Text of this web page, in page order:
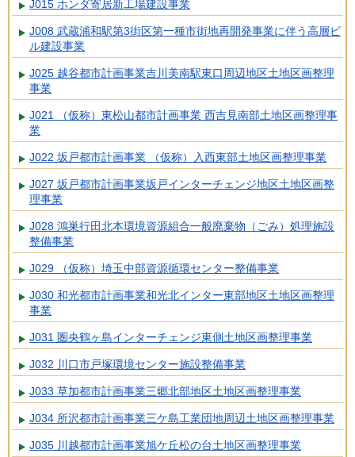
J015 ホンダ寄居新工場建設事業
J008 武蔵浦和駅第3街区第一種市街地再開発事業に伴う高層ビ
ル建設事業
J025 越谷都市計画事業吉川美南駅東口周辺地区土地区画整理
事業
J021 （仮称）東松山都市計画事業 西吉見南部土地区画整理事
業
J022 坂戸都市計画事業 （仮称）入西東部土地区画整理事業
J027 坂戸都市計画事業坂戸インターチェンジ地区土地区画整
理事業
J028 鴻巣行田北本環境資源組合一般廃棄物（ごみ）処理施設
整備事業
J029 （仮称）埼玉中部資源循環センター整備事業
J030 和光都市計画事業和光北インター東部地区土地区画整理
事業
J031 圏央鶴ヶ島インターチェンジ東側土地区画整理事業
J032 川口市戸塚環境センター施設整備事業
J033 草加都市計画事業三郷北部地区土地区画整理事業
J034 所沢都市計画事業三ケ島工業団地周辺土地区画整理事業
J035 川越都市計画事業旭ケ丘松の台土地区画整理事業